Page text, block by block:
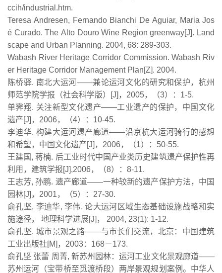
ccih/industrial.htm.
Teresa Andresen, Fernando Bianchi De Aguiar, Maria Jos
é Curado. The Alto Douro Wine Region greenway[J]. Land
scape and Urban Planning. 2004, 68: 289-303.
Wabash River Heritage Corridor Commission. Wabash Riv
er Heritage Corridor Management Plan[Z]. 2004.
陈桥驿. 南北大运河——兼论运河文化的研究和保护，杭州
师范学院学报（社会科学版）[J]，2005，（3）：1-5.
单霁翔. 关注新型文化遗产——工业遗产的保护，中国文化
遗产[J]，2006，（4）：10-45.
李迪华. 构建大运河遗产廊道——沿京杭大运河骑行的感想
和希望，中国文化遗产[J]，2006，（1）：50-55.
王建国, 蒋楠. 后工业时代中国产业类历史建筑遗产保护性再
利用，建筑学报[J],2006，（8）：8-11.
王志芳, 孙鹏. 遗产廊道——一种较新的遗产保护方法，中国
园林[J]，2001，（5）：27-30.
俞孔坚, 李迪华, 李伟. 论大运河区域生态基础设施战略和实
施途径， 地理科学进展[J]， 2004, 23(1): 1-12.
俞孔坚. 城市景观之路——与市长们交流，北京：中国建筑
工业出版社[M]，2003：168－173.
俞孔坚 张蕾 周菁, 新苏州园林：运河工业文化景观廊道——
苏州运河（宝带桥至觅渡桥段）两岸景观规划案例。中华人